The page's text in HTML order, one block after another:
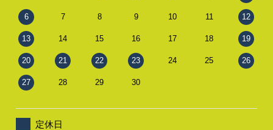
6 7 8 9 10 11 12
13 14 15 16 17 18 19
20 21 22 23 24 25 26
27 28 29 30
定休日